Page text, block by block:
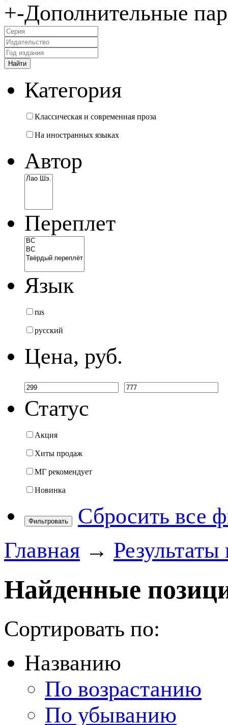
+-Дополнительные
Категория
Классическая и современная проза
На иностранных языках
Автор
Переплет
Язык
rus
русский
Цена, руб.
Статус
Акция
Хиты продаж
МГ рекомендует
Новинка
Фильтровать
Сбросить все
Главная →
Найденные
Сортировать по:
Названию
По возрастанию
По убыванию